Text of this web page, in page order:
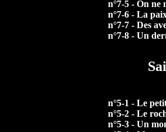
n°7-5 - On ne
n°7-6 - La
n°7-7 - Des
n°7-8 - Un
n°5-1 - Le
n°5-2 - Le
n°5-3 - Un